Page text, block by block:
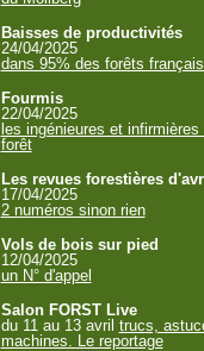
Baisses de productivités
24/04/2025
dans 95% des forêts
Fourmis
22/04/2025
les ingénieures et infirmières
forêt
Les revues forestières
17/04/2025
2 numéros sinon rien
Vols de bois sur pied
12/04/2025
un N° d'appel
Salon FORST Live
du 11 au 13 avril trucs,
machines. Le reportage